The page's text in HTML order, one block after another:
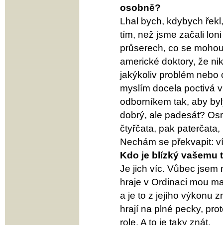
osobně?
Lhal bych, kdybych
tím, než jsme začali
průserech, co se
americké doktory, že
jakýkoliv problém nebo
myslím docela poctivá
odborníkem tak, aby
dobrý, ale padesát?
čtyřčata, pak
Nechám se překvapit:
Kdo je blízký vašemu
Je jich víc. Vůbec jsem
hraje v Ordinaci mou
a je to z jejího výkonu
hrají na plné pecky,
role. A to je taky znát.